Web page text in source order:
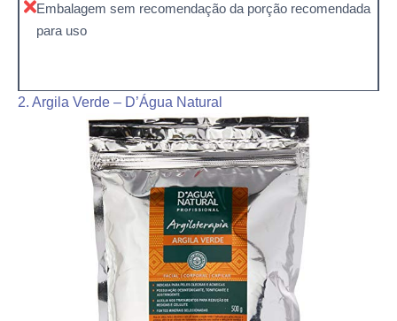
Embalagem sem recomendação da porção recomendada
para uso
2. Argila Verde – D’Água Natural